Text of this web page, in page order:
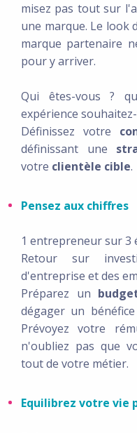
misez pas tout sur
une marque. Le look
marque partenaire
pour y arriver.
Qui êtes-vous ?
expérience
Définissez votre
définissant une
votre clientèle cible.
Pensez aux chiffres
1 entrepreneur sur 3
Retour sur
d'entreprise et des
Préparez un
dégager un
Prévoyez votre
n'oubliez pas que
tout de votre métier.
Equilibrez votre vie